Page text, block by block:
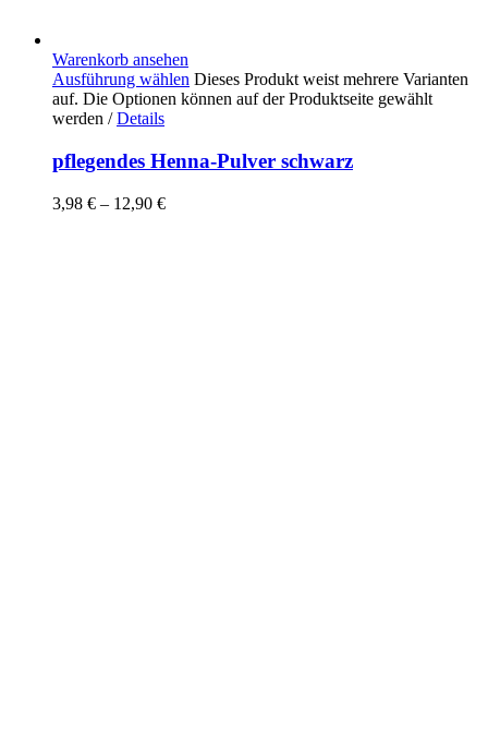
Warenkorb ansehen
Ausführung wählen Dieses Produkt weist mehrere Varianten
auf. Die Optionen können auf der Produktseite gewählt
werden / Details
pflegendes Henna-Pulver schwarz
3,98 € – 12,90 €